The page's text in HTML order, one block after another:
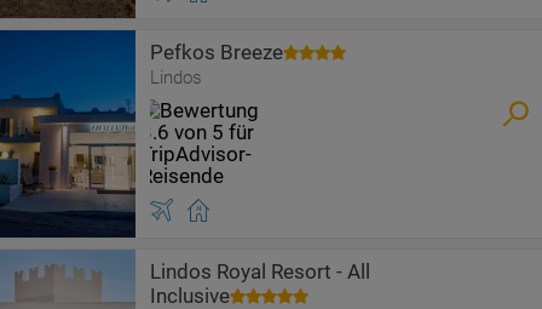
Pefkos Breeze
Lindos
Lindos Royal Resort - All
Inclusive